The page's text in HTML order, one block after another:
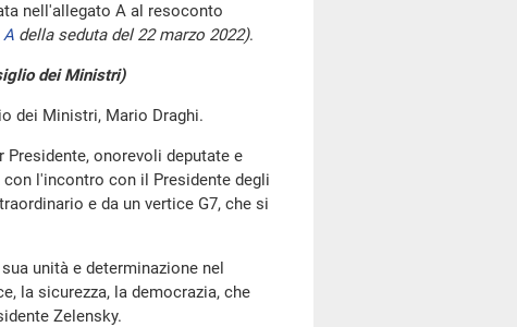
nell'allegato A al resoconto
della seduta del 22 marzo 2022).
dei Ministri)
dei Ministri, Mario Draghi.
Presidente, onorevoli deputate e
l'incontro con il Presidente degli
e da un vertice G7, che si
unità e determinazione nel
la sicurezza, la democrazia, che
Zelensky.